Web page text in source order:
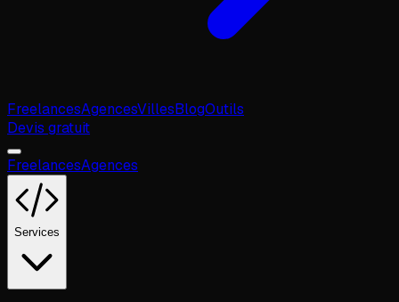
FreelancesAgencesVillesBlogOutils
Devis gratuit
FreelancesAgences
Services